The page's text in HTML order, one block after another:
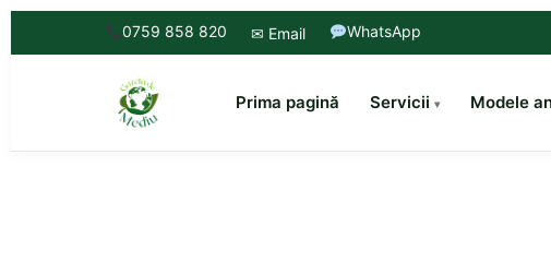
0759 858 820 ✉ Email WhatsApp
Prima pagină Servicii Modele